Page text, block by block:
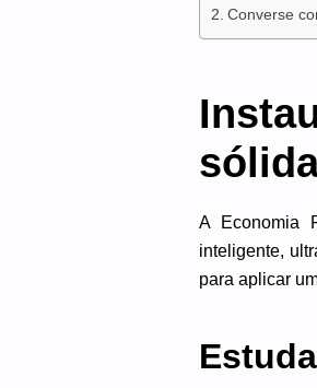
Converse
A Economia
inteligente,
para aplicar